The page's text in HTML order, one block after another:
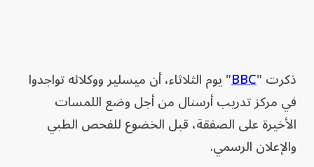
ذكرت "BBC" يوم الثلاثاء، أن ميسلير ووكلائه تواجدوا
في مركز تدريب أرسنال من أجل وضع اللمسات
الأخيرة على الصفقة، قبل الخضوع للفحص الطبي
والإعلان الرسمي.